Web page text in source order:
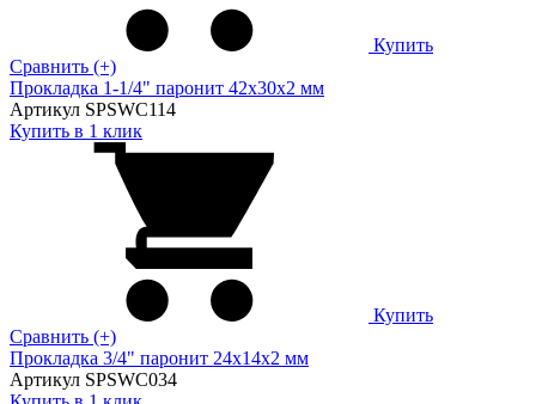
Купить
Сравнить (+)
Прокладка 1-1/4" паронит 42х30х2 мм
Артикул SPSWC114
Купить в 1 клик
Купить
Сравнить (+)
Прокладка 3/4" паронит 24х14х2 мм
Артикул SPSWC034